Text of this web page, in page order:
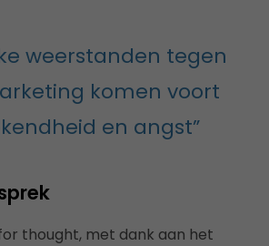
weerstanden tegen
komen voort
en angst”
thought, met dank aan het